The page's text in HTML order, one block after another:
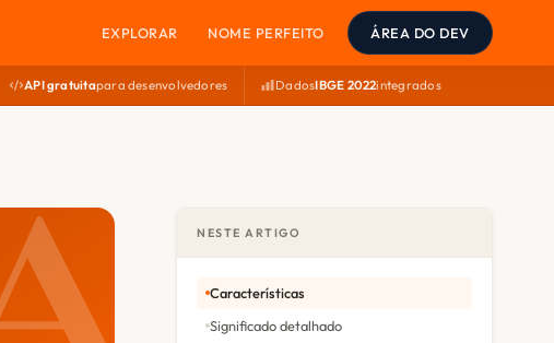
EXPLORAR NOME PERFEITO ÁREA DO DEV
API gratuitapara desenvolvedores DadosIBGE 2022integrados
NESTE ARTIGO
Características
Significado detalhado